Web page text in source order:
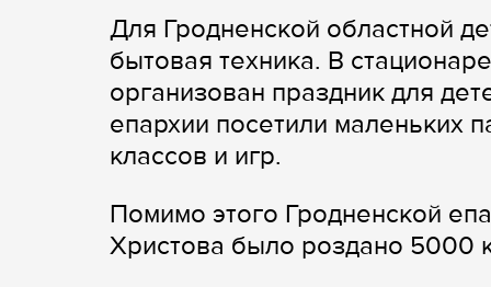
Для Гродненской областной
бытовая техника. В
организован праздник для
епархии посетили маленьких
классов и игр.
Помимо этого Гродненской
Христова было роздано 5000